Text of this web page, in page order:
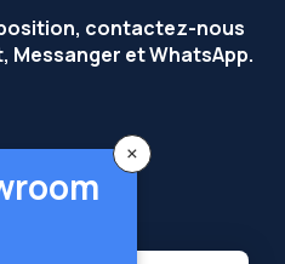
contactez-nous
Messanger et WhatsApp.
×